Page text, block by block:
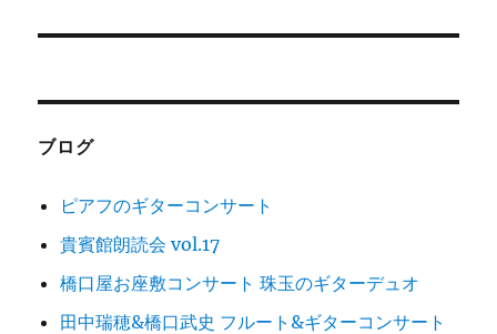
ー
投
ブログ
ピアフのギターコンサート
貴賓館朗読会 vol.17
橋口屋お座敷コンサート 珠玉のギターデュオ
田中瑞穂&橋口武史 フルート&ギターコンサート